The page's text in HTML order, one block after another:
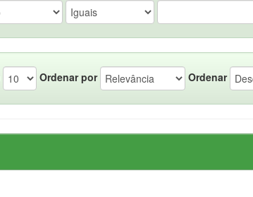
Ordenar por Ordenar